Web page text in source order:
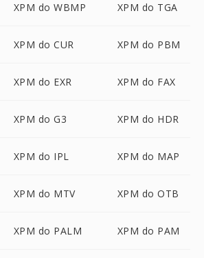
XPM do WBMP XPM do TGA
XPM do CUR XPM do PBM
XPM do EXR XPM do FAX
XPM do G3 XPM do HDR
XPM do IPL XPM do MAP
XPM do MTV XPM do OTB
XPM do PALM XPM do PAM